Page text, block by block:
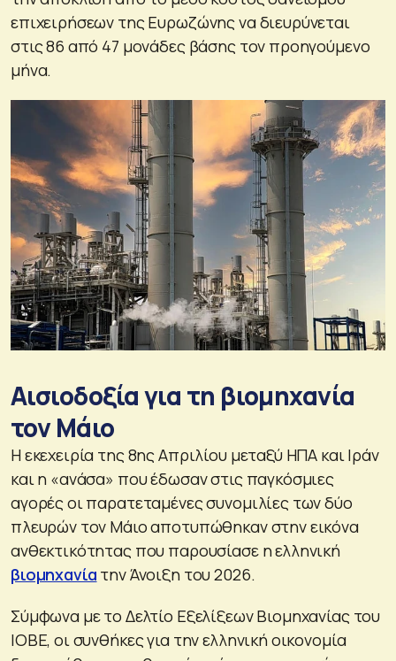
επιχειρήσεων της Ευρωζώνης να διευρύνεται
στις 86 από 47 μονάδες βάσης τον προηγούμενο
μήνα.
Αισιοδοξία για τη βιομηχανία
τον Μάιο
Η εκεχειρία της 8ης Απριλίου μεταξύ ΗΠΑ και Ιράν
και η «ανάσα» που έδωσαν στις παγκόσμιες
αγορές οι παρατεταμένες συνομιλίες των δύο
πλευρών τον Μάιο αποτυπώθηκαν στην εικόνα
ανθεκτικότητας που παρουσίασε η ελληνική
βιομηχανία την Άνοιξη του 2026.
Σύμφωνα με το Δελτίο Εξελίξεων Βιομηχανίας του
ΙΟΒΕ, οι συνθήκες για την ελληνική οικονομία